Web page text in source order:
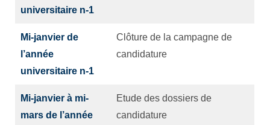
universitaire n-1
Mi-janvier de
l’année
universitaire n-1
Clôture de la campagne de
candidature
Mi-janvier à mi-
mars de l’année
Etude des dossiers de
candidature